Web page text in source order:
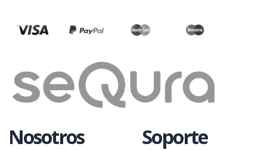
Nosotros Soporte